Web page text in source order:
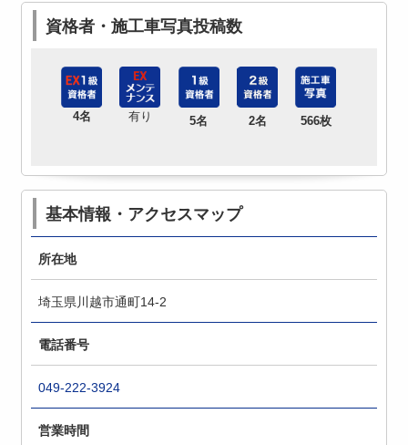
資格者・施工車写真投稿数
4名 有り 5名 2名 566枚
基本情報・アクセスマップ
所在地
埼玉県川越市通町14-2
電話番号
049-222-3924
営業時間